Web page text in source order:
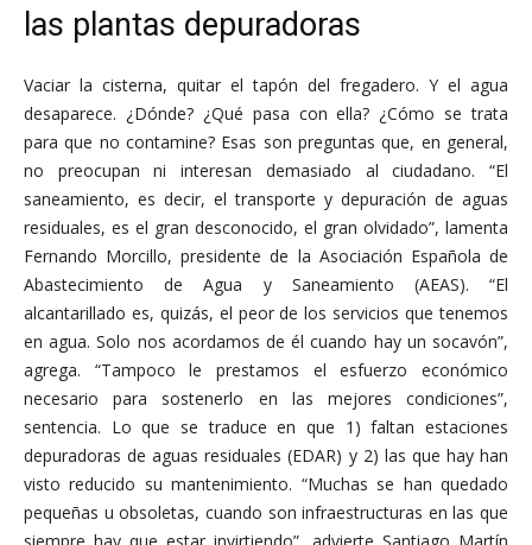
las plantas depuradoras
Vaciar la cisterna, quitar el tapón del fregadero. Y el agua
desaparece. ¿Dónde? ¿Qué pasa con ella? ¿Cómo se trata
para que no contamine? Esas son preguntas que, en general,
no preocupan ni interesan demasiado al ciudadano. “El
saneamiento, es decir, el transporte y depuración de aguas
residuales, es el gran desconocido, el gran olvidado”, lamenta
Fernando Morcillo, presidente de la Asociación Española de
Abastecimiento de Agua y Saneamiento (AEAS). “El
alcantarillado es, quizás, el peor de los servicios que tenemos
en agua. Solo nos acordamos de él cuando hay un socavón”,
agrega. “Tampoco le prestamos el esfuerzo económico
necesario para sostenerlo en las mejores condiciones”,
sentencia. Lo que se traduce en que 1) faltan estaciones
depuradoras de aguas residuales (EDAR) y 2) las que hay han
visto reducido su mantenimiento. “Muchas se han quedado
pequeñas u obsoletas, cuando son infraestructuras en las que